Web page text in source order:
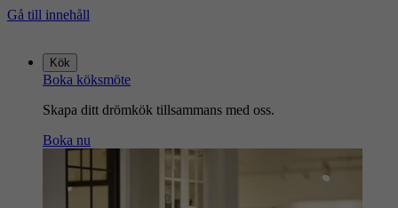
Gå till innehåll
startsidan
Kök
Boka köksmöte
Skapa ditt drömkök tillsammans med oss.
Boka nu